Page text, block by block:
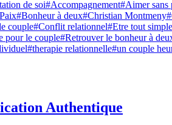
de soi#Accompagnement#Aimer sans
#Bonheur à deux#Christian Montmeny
couple#Conflit relationnel#Etre tout
pour le couple#Retrouver le bonheur à
#therapie relationnelle#un couple
Authentique